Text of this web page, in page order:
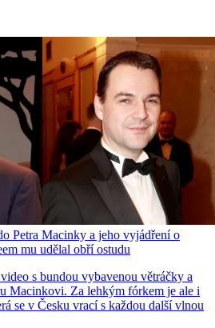
Petra Macinky a jeho vyjádření o
mu udělal obří ostudu
s bundou vybavenou větráčky a
Macinkovi. Za lehkým fórkem je ale i
se v Česku vrací s každou další vlnou